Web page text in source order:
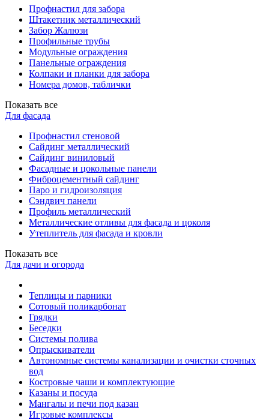
Профнастил для забора
Штакетник металлический
Забор Жалюзи
Профильные трубы
Модульные ограждения
Панельные ограждения
Колпаки и планки для забора
Номера домов, таблички
Показать все
Для фасада
Профнастил стеновой
Сайдинг металлический
Сайдинг виниловый
Фасадные и цокольные панели
Фиброцементный сайдинг
Паро и гидроизоляция
Сэндвич панели
Профиль металлический
Металлические отливы для фасада и цоколя
Утеплитель для фасада и кровли
Показать все
Для дачи и огорода
Теплицы и парники
Сотовый поликарбонат
Грядки
Беседки
Системы полива
Опрыскиватели
Автономные системы канализации и очистки сточных
вод
Костровые чаши и комплектующие
Казаны и посуда
Мангалы и печи под казан
Игровые комплексы